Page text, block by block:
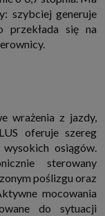
szybciej generuje
przekłada się na
wrażenia z jazdy,
oferuje szereg
osiągów.
sterowany
poślizgu oraz
mocowania
do sytuacji